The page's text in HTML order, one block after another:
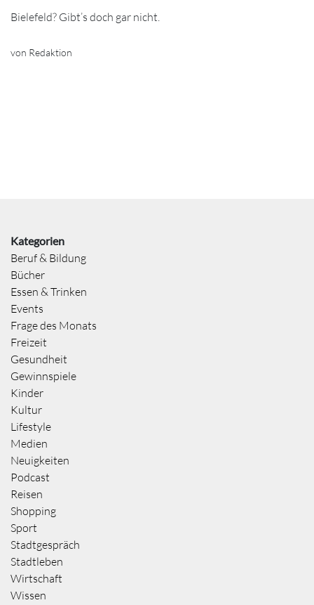
Bielefeld? Gibt’s doch gar nicht.
von Redaktion
Kategorien
Beruf & Bildung
Bücher
Essen & Trinken
Events
Frage des Monats
Freizeit
Gesundheit
Gewinnspiele
Kinder
Kultur
Lifestyle
Medien
Neuigkeiten
Podcast
Reisen
Shopping
Sport
Stadtgespräch
Stadtleben
Wirtschaft
Wissen